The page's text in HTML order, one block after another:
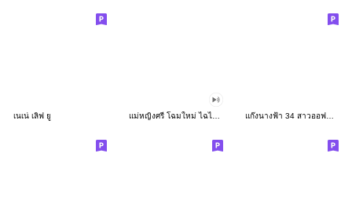
เนเน่ เลิฟ ยู แม่หญิงศรี โฉมใหม่ ไฉไลเวอร์! แก๊งนางฟ้า 34 สาวออฟฟิศ บิ๊ก